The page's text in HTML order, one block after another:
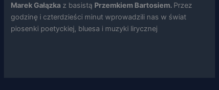
Marek Gałązka z basistą Przemkiem Bartosiem. Przez
godzinę i czterdzieści minut wprowadzili nas w świat
piosenki poetyckiej, bluesa i muzyki lirycznej
niektóre funkcje
znikną ze strony
internetowej.